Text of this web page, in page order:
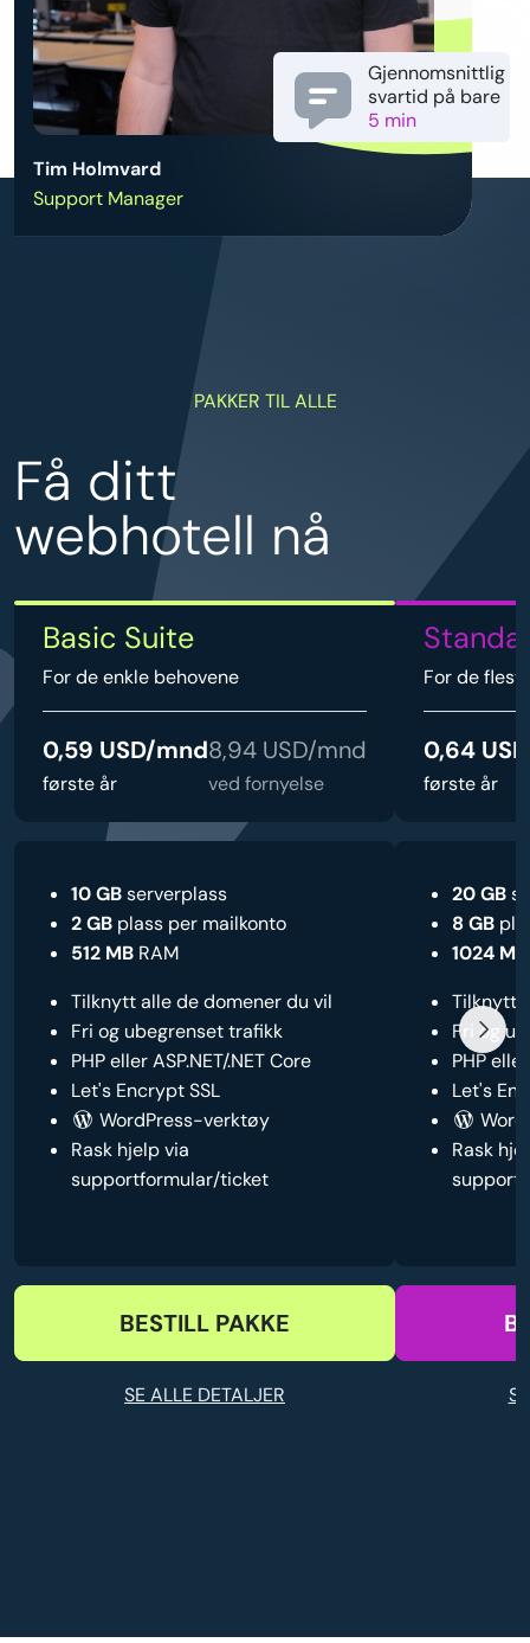
Tim Holmvard
Support Manager
Gjennomsnittlig
svartid på bare
5 min
PAKKER TIL ALLE
Få ditt
webhotell nå
Basic Suite
For de enkle behovene
0,59 USD/mnd
første år
8,94 USD/mnd
ved fornyelse
10 GBserverplass
2 GB plass per mailkonto
512 MB RAM
Tilknytt alle de domener du vil
Fri og ubegrenset trafikk
PHP eller ASP.NET/.NET Core
Let's Encrypt SSL
WordPress-verktøy
Rask hjelp via
supportformular/ticket
BESTILL PAKKE
SE ALLE DETALJER
For de
0,64
første år
20 GB
8 GB
1024 MB
Tilknytt
Fri og
PHP
Let's
Rask